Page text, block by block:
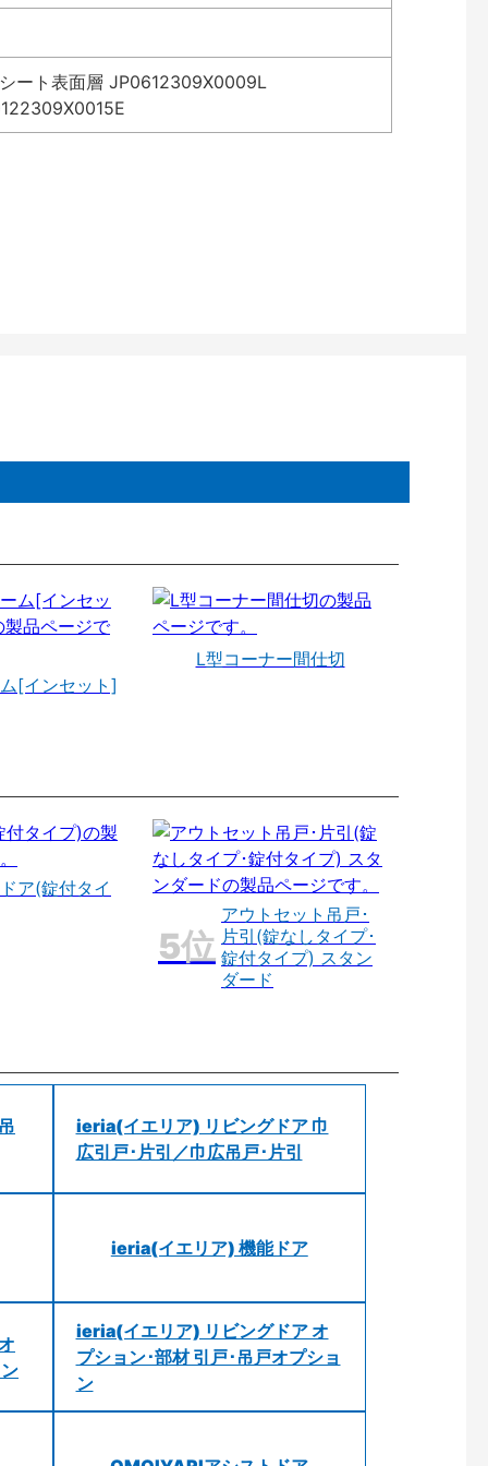
ート表面層 JP0612309X0009L
[インセット]
L型コーナー間仕切
ア(錠付タイ
アウトセット吊戸･
片引(錠なしタイプ･
錠付タイプ) スタン
ダード
ieria(イエリア) リビングドア 巾
広引戸･片引／巾広吊戸･片引
ieria(イエリア) 機能ドア
ieria(イエリア) リビングドア オ
プション･部材 引戸･吊戸オプショ
ン